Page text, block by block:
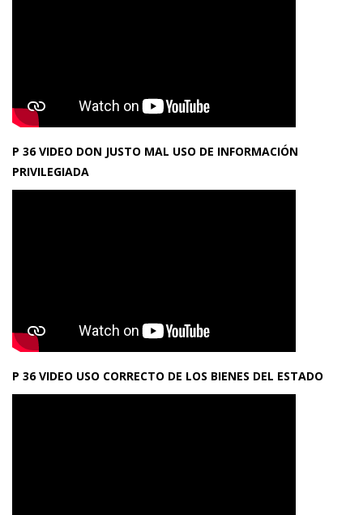
P 36 VIDEO DON JUSTO MAL USO DE INFORMACIÓN
PRIVILEGIADA
P 36 VIDEO USO CORRECTO DE LOS BIENES DEL ESTADO